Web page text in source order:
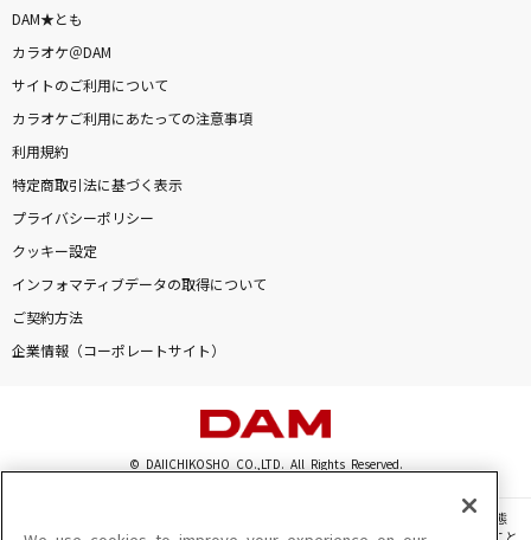
DAM★とも
カラオケ＠DAM
サイトのご利用について
カラオケご利用にあたっての注意事項
利用規約
特定商取引法に基づく表示
プライバシーポリシー
クッキー設定
インフォマティブデータの取得について
ご契約方法
企業情報（コーポレートサイト）
© DAIICHIKOSHO CO.,LTD. All Rights Reserved.
このサイトに掲載されている一切の文章・画像・写真・動画・音声等を、手段や形態